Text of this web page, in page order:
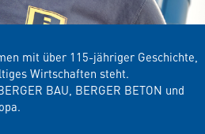
mit über 115-jähriger Geschichte,
Wirtschaften steht.
BAU, BERGER BETON und